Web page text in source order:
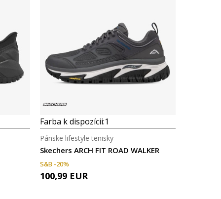
Farba k dispozícii:1
Skechers ARCH FIT ROAD WALKER
Pánske lifestyle tenisky
S&B -20%
100,99 EUR